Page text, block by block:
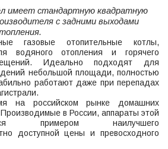
имеет стандартную квадратную
с задними выходами
газовые отопительные котлы,
водяного отопления и горячего
Идеально подходят для
небольшой площади, полностью
работают даже при перепадах
российском рынке домашних
в России, аппараты этой
примером наилучшего
доступной цены и превосходного